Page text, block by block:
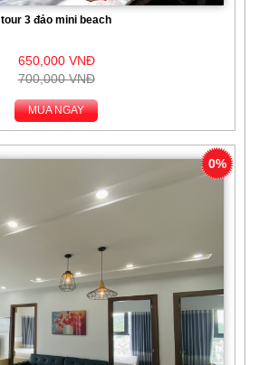
tour 3 đảo mini beach
650,000 VNĐ
700,000 VNĐ
MUA NGAY
0%